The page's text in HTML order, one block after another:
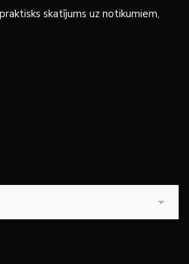
skatījums uz notikumiem,